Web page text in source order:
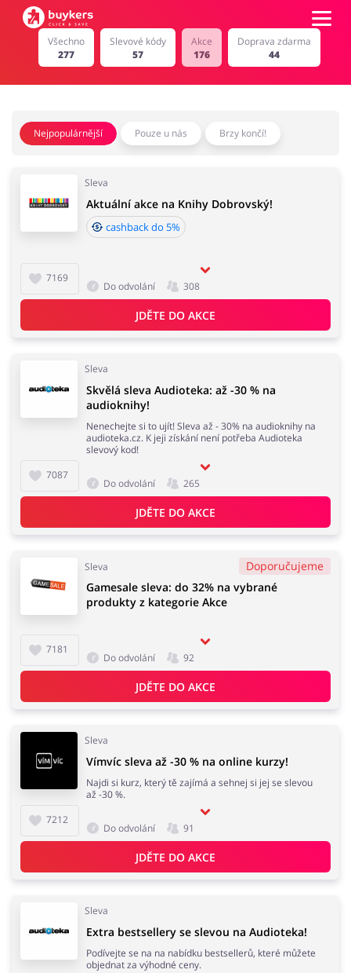
Kategorie
Pro děti Dům, interiér a zahrada
Knihy, filmy, hry a hudba
Finance a pojištění Počítače foto a elektronika
Auto Oblečení, obuv a doplňky
Dárky a gadgety Sport a hobby
Domácnost a spotřebiče
Služby
Přihlásit se
Všechno
277
Slevové kódy
57
Akce
176
Doprava zdarma
44
Nejpopulárnější Pouze u nás Brzy končí!
Sleva
7169
Aktuální akce na Knihy Dobrovský!
cashback do 5%
Do odvolání 308
JDĚTE DO AKCE
Sleva
7087
Skvělá sleva Audioteka: až -30 % na
audioknihy!
Nenechejte si to ujít! Sleva až - 30% na audioknihy na
audioteka.cz. K jeji získání není potřeba Audioteka
slevový kod!
Do odvolání 265
JDĚTE DO AKCE
Sleva Doporučujeme
7181
Gamesale sleva: do 32% na vybrané
produkty z kategorie Akce
Do odvolání 92
JDĚTE DO AKCE
Sleva
7212
Vímvíc sleva až -30 % na online kurzy!
Najdi si kurz, který tě zajímá a sehnej si jej se slevou
až -30 %.
Do odvolání 91
JDĚTE DO AKCE
Sleva
Extra bestsellery se slevou na Audioteka!
Podívejte se na na nabídku bestsellerů, které můžete
objednat za výhodné ceny.